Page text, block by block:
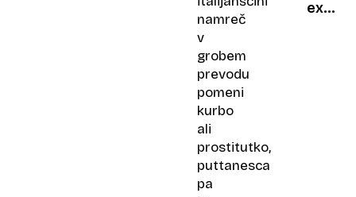
namreč
v
grobem
prevodu
pomeni
kurbo
ali
prostitutko,
puttanesca
pa
šolski
ex